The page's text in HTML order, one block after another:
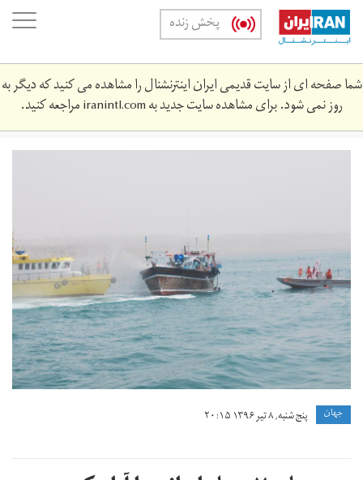
Skip
main
content
پخش زنده
شما صفحه ای از سایت قدیمی ایران اینترنشنال را مشاهده می کنید که دیگر به
روز نمی شود. برای مشاهده سایت جدید بهiranintl.comمراجعه کنید.
17541_orig.jpg
جهان پنج شنبه, ۸ تیر ۱۳۹۶ ۲۰:۱۵